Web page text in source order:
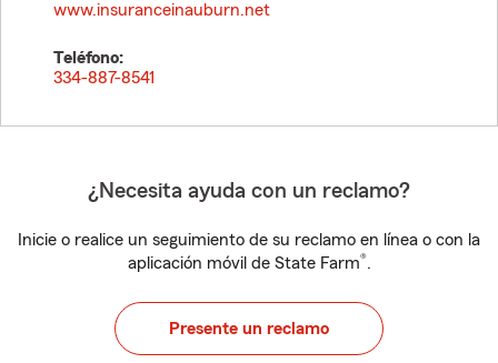
www.insuranceinauburn.net
Teléfono:
334-887-8541
¿Necesita ayuda con un reclamo?
Inicie o realice un seguimiento de su reclamo en línea o con la
aplicación móvil de State Farm®.
Presente un reclamo